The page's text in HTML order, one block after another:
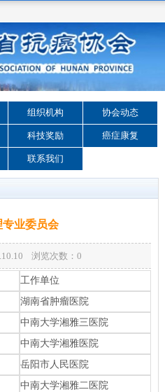
组织机构 协会动态
科技奖励 癌症康复
联系我们
专业委员会
浏览次数：0
工作单位
湖南省肿瘤医院
中南大学湘雅三医院
中南大学湘雅医院
岳阳市人民医院
中南大学湘雅二医院